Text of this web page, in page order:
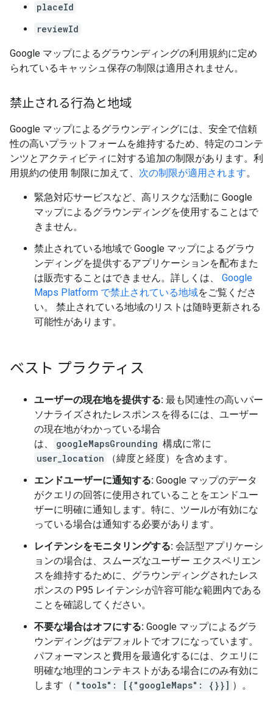
placeId
reviewId
Google マップによるグラウンディングの利用規約に定め
られているキャッシュ保存の制限は適用されません。
禁止される行為と地域
Google マップによるグラウンディングには、安全で信頼
性の高いプラットフォームを維持するため、特定のコンテ
ンツとアクティビティに対する追加の制限があります。利
用規約の使用 制限に加えて、 次の制限が適用されます。
緊急対応サービスなど、高リスクな活動に Google
マップによるグラウンディングを使用することはで
きません。
禁止されている地域で Google マップによるグラウ
ンディングを提供するアプリケーションを配布また
は販売することはできません。詳しくは、 Google
Maps Platform で禁止されている地域をご覧くださ
い。 禁止されている地域のリストは随時更新される
可能性があります。
ベスト プラクティス
ユーザーの現在地を提供する: 最も関連性の高いパー
ソナライズされたレスポンスを得るには、ユーザー
の現在地がわかっている場合
は、
googleMapsGrounding 構成に常に
user_location
（緯度と経度）を含めます。
エンドユーザーに通知する: Google マップのデータ
がクエリの回答に使用されていることをエンドユー
ザーに明確に通知します。特に、ツールが有効にな
っている場合は通知する必要があります。
レイテンシをモニタリングする: 会話型アプリケーシ
ョンの場合は、スムーズなユーザー エクスペリエン
スを維持するために、グラウンディングされたレス
ポンスの P95 レイテンシが許容可能な範囲内である
ことを確認してください。
不要な場合はオフにする: Google マップによるグラ
ウンディングはデフォルトでオフになっています。
パフォーマンスと費用を最適化するには、クエリに
明確な地理的コンテキストがある場合にのみ有効に
します（ "tools": [{"googleMaps": {}}] ）。